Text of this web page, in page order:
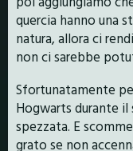
quercia hanno una
natura, allora ci
non ci sarebbe
Sfortunatamente
Hogwarts durante
spezzata. E
grato se non